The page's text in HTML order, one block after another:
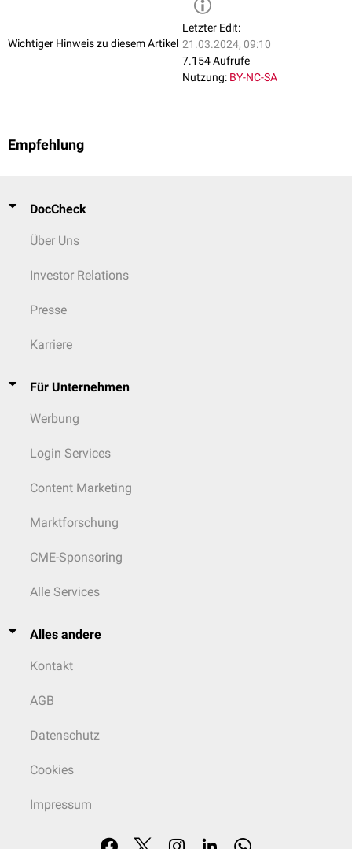
Wichtiger Hinweis zu diesem Artikel
Letzter Edit:
21.03.2024, 09:10
7.154 Aufrufe
Nutzung: BY-NC-SA
Empfehlung
DocCheck
Über Uns
Investor Relations
Presse
Karriere
Für Unternehmen
Werbung
Login Services
Content Marketing
Marktforschung
CME-Sponsoring
Alle Services
Alles andere
Kontakt
AGB
Datenschutz
Cookies
Impressum